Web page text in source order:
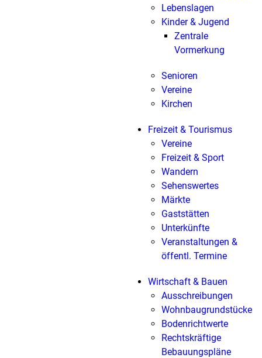
Lebenslagen
Kinder & Jugend
Zentrale
Vormerkung
Senioren
Vereine
Kirchen
Freizeit & Tourismus
Vereine
Freizeit & Sport
Wandern
Sehenswertes
Märkte
Gaststätten
Unterkünfte
Veranstaltungen &
öffentl. Termine
Wirtschaft & Bauen
Ausschreibungen
Wohnbaugrundstücke
Bodenrichtwerte
Rechtskräftige
Bebauungspläne